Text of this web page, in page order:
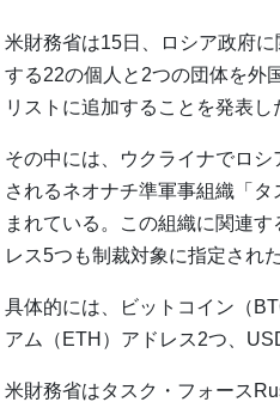
米財務省は15日、ロシア政府に
する22の個人と2つの団体を外
リストに追加することを発表し
その中には、ウクライナでロ
されるネオナチ準軍事組織「
まれている。この組織に関連
レス5つも制裁対象に指定された
具体的には、ビットコイン（
アム（ETH）アドレス2つ、
米財務省はタスク・フォース